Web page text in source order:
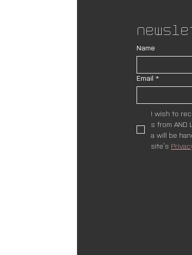
Name
Email *
I wish to
s from AND
a will be
site’s